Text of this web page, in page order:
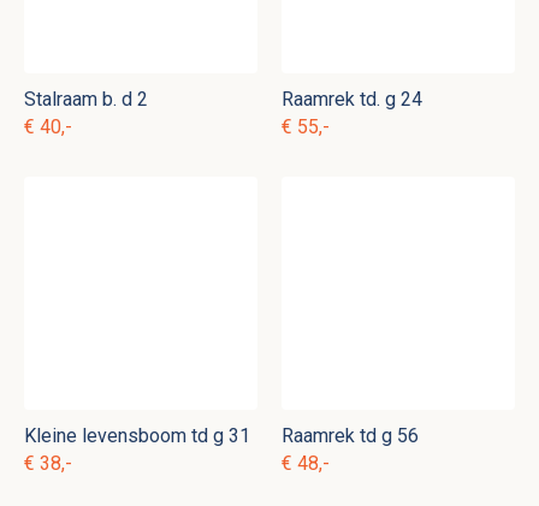
Stalraam b. d 2
€ 40,-
Raamrek td. g 24
€ 55,-
Kleine levensboom td g 31
€ 38,-
Raamrek td g 56
€ 48,-